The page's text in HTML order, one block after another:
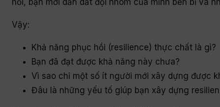
Vậy:
Khả năng phục hồi (resilience) thực chất là gì?
Bạn đã đạt được khả năng này chưa?
Vì sao chỉ một số ít người mới xây dựng được
Đâu là những yếu tố giúp bạn xây dựng